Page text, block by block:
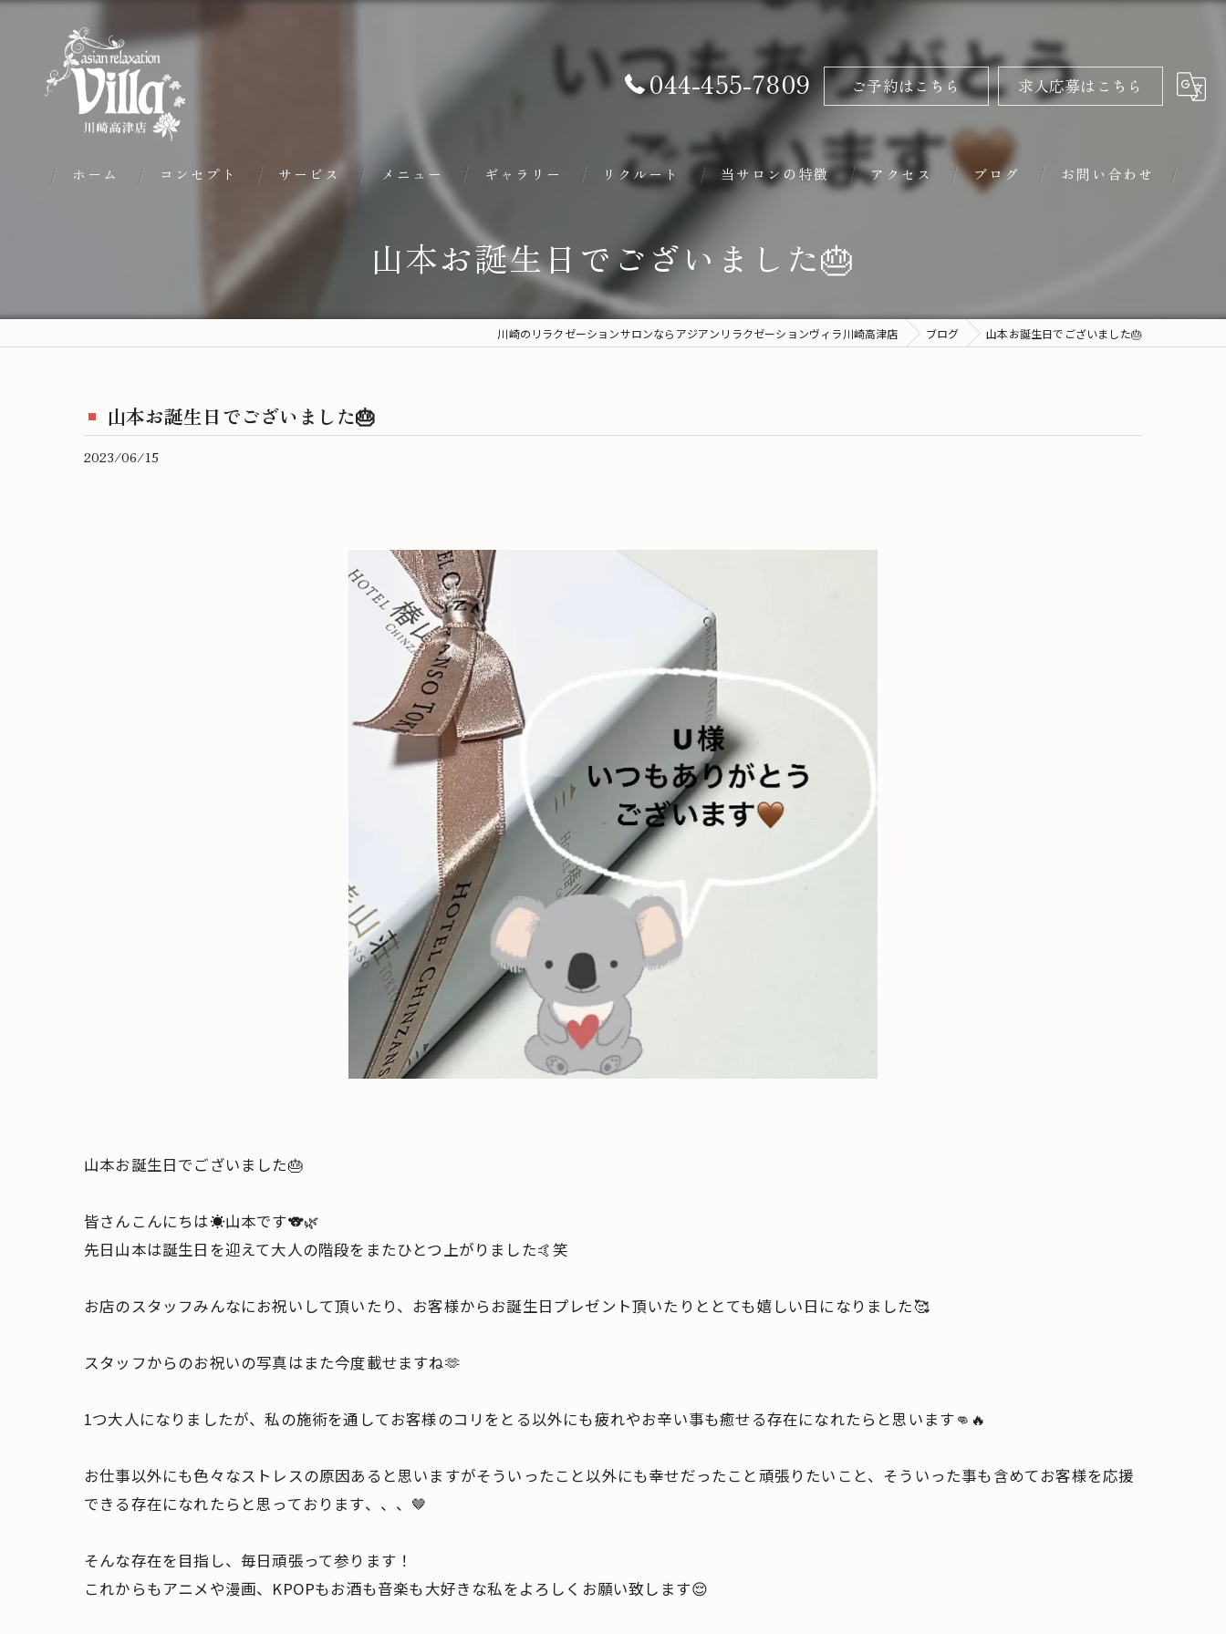
044-455-7809 ご予約はこちら 求人応募はこちら
ホーム コンセプト サービス メニュー ギャラリー リクルート 当サロンの特徴
もみほぐし
アクセス ブログ お問い合わせ
山本お誕生日でございました🎂
川崎のリラクゼーションサロンならアジアンリラクゼーションヴィラ川崎高津店 ブログ 山本お誕生日でございました🎂
山本お誕生日でございました🎂
2023/06/15
山本お誕生日でございました🎂
皆さんこんにちは☀️山本です🐨🌿‬
先日山本は誕生日を迎えて大人の階段をまたひとつ上がりました🤙笑
お店のスタッフみんなにお祝いして頂いたり、お客様からお誕生日プレゼント頂いたりととても嬉しい日になりました🥰
スタッフからのお祝いの写真はまた今度載せますね🫶
1つ大人になりましたが、私の施術を通してお客様のコリをとる以外にも疲れやお辛い事も癒せる存在になれたらと思います👊🔥
お仕事以外にも色々なストレスの原因あると思いますがそういったこと以外にも幸せだったこと頑張りたいこと、そういった事も含めてお客様を応援
できる存在になれたらと思っております、、、🤎
そんな存在を目指し、毎日頑張って参ります！
これからもアニメや漫画、KPOPもお酒も音楽も大好きな私をよろしくお願い致します😌